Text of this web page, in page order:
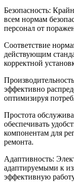
Безопасность:
всем нормам
персонал от
Соответствие
действующим
корректной
эффективно
оптимизируя
Простота
обеспечивать
компонентам для
ремонта.
Адаптивность:
адаптируемыми к
эффективную